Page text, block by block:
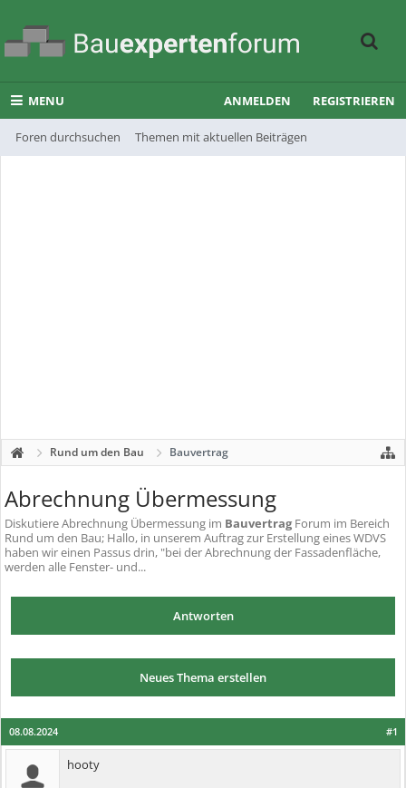
MENU
Foren durchsuchen Themen mit aktuellen Beiträgen
ANMELDEN REGISTRIEREN
Rund um den Bau Bauvertrag
Abrechnung Übermessung
DiskutiereAbrechnung Übermessung im Bauvertrag Forum im Bereich
Rund um den Bau; Hallo, in unserem Auftrag zur Erstellung eines WDVS
haben wir einen Passus drin, "bei der Abrechnung der Fassadenfläche,
werden alle Fenster- und...
Antworten
Neues Thema erstellen
#1
08.08.2024
hooty